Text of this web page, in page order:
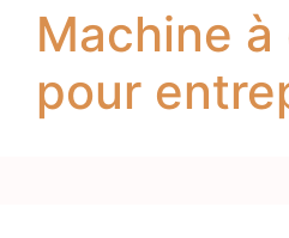
Machine à
pour